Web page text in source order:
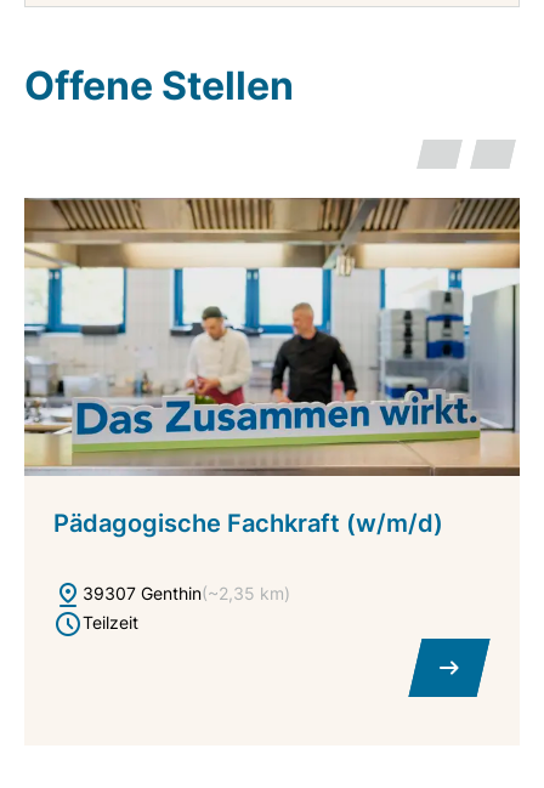
Offene Stellen
Pädagogische Fachkraft (w/m/d)
39307 Genthin(~2,35 km)
Teilzeit